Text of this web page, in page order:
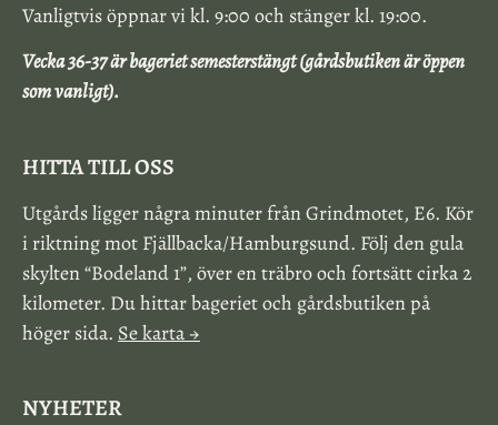
Vanligtvis öppnar vi kl. 9:00 och stänger kl. 19:00.
Vecka 36-37 är bageriet semesterstängt (gårdsbutiken är öppen
som vanligt).
HITTA TILL OSS
Utgårds ligger några minuter från Grindmotet, E6. Kör
i riktning mot Fjällbacka/Hamburgsund. Följ den gula
skylten “Bodeland 1”, över en träbro och fortsätt cirka 2
kilometer. Du hittar bageriet och gårdsbutiken på
höger sida. Se karta →
NYHETER